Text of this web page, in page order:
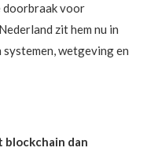
doorbraak voor
zit hem nu in
wetgeving en
blockchain dan